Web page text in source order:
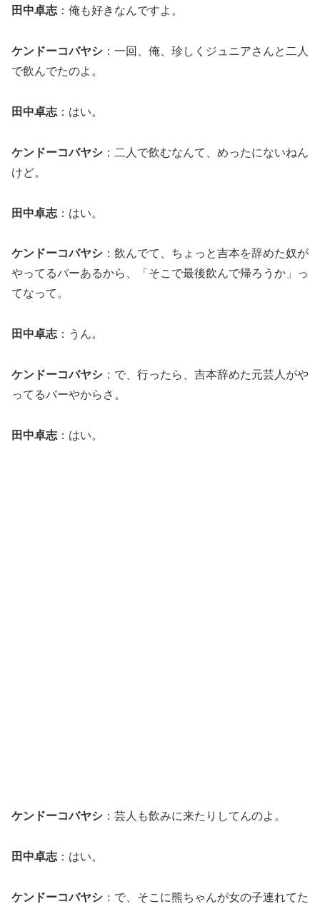
田中卓志 ：俺も好きなんですよ。
ケンドーコバヤシ ：一回、俺、珍しくジュニアさんと二人
で飲んでたのよ。
田中卓志 ：はい。
ケンドーコバヤシ ：二人で飲むなんて、めったにないねん
けど。
田中卓志 ：はい。
ケンドーコバヤシ ：飲んでて、ちょっと吉本を辞めた奴が
やってるバーあるから、「そこで最後飲んで帰ろうか」っ
てなって。
田中卓志 ：うん。
ケンドーコバヤシ ：で、行ったら、吉本辞めた元芸人がや
ってるバーやからさ。
田中卓志 ：はい。
ケンドーコバヤシ ：芸人も飲みに来たりしてんのよ。
田中卓志 ：はい。
ケンドーコバヤシ ：で、そこに熊ちゃんが女の子連れてた